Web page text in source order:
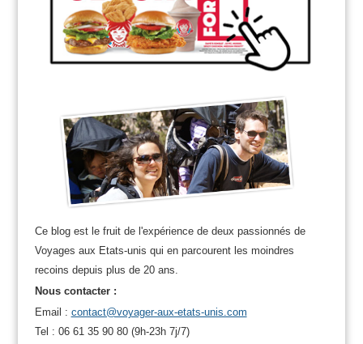
Ce blog est le fruit de l'expérience de deux passionnés de
Voyages aux Etats-unis qui en parcourent les moindres
recoins depuis plus de 20 ans.
Nous contacter :
Email : contact@voyager-aux-etats-unis.com
Tel : 06 61 35 90 80 (9h-23h 7j/7)